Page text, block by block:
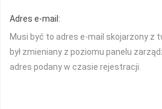
Adres e-mail:
Musi być to adres e-mail skojarzony z
był zmieniany z poziomu panelu
adres podany w czasie rejestracji.